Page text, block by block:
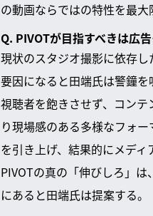
の動画ならではの特性を最
Q. PIVOTが目指すべきは広
現状のスタジオ撮影に依存し
要因になると田端氏は警鐘を
視聴者を飽きさせず、コン
り現場感のある多様なフォ
を引き上げ、結果的にメディ
PIVOTの真の「伸びしろ」
にあると田端氏は提案する。